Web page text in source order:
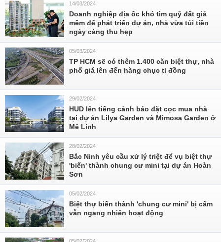
14/03/2024
Doanh nghiệp địa ốc khó tìm quỹ đất giá
mềm để phát triển dự án, nhà vừa túi tiền
ngày càng thu hẹp
05/03/2024
TP HCM sẽ có thêm 1.400 căn biệt thự, nhà
phố giá lên đến hàng chục tỉ đồng
29/02/2024
HUD lên tiếng cảnh báo đặt cọc mua nhà
tại dự án Lilya Garden và Mimosa Garden ở
Mê Linh
28/02/2024
Bắc Ninh yêu cầu xử lý triệt để vụ biệt thự
'biến' thành chung cư mini tại dự án Hoàn
Sơn
05/02/2024
Biệt thự biến thành 'chung cư mini' bị cấm
vẫn ngang nhiên hoạt động